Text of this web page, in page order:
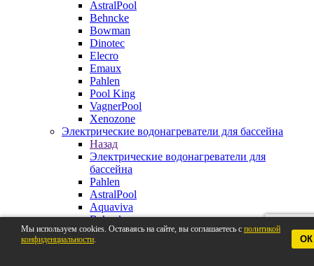
AstralPool
Behncke
Bowman
Dinotec
Elecro
Emaux
Pahlen
Pool King
VagnerPool
Xenozone
Электрические водонагреватели для бассейна
Назад
Электрические водонагреватели для
бассейна
Pahlen
AstralPool
Aquaviva
Behncke
BestWay
Elecro
Мы используем cookies. Оставаясь на сайте, вы соглашаетесь с политикой
конфиденциальности. ОК